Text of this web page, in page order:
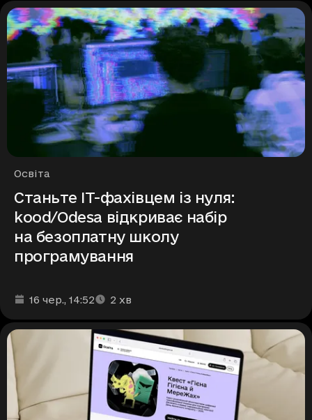
Рубрики
Освіта
Станьте ІТ-фахівцем із нуля:
kood/Odesa відкриває набір
на безоплатну школу
програмування
Дата та час публікації
16 чер., 14:52
Час читання: 2 хв